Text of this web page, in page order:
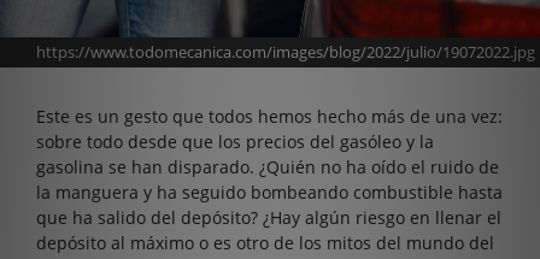
https://www.todomecanica.com/images/blog/2022/julio/19072022.jpg
Este es un gesto que todos hemos hecho más de una vez:
sobre todo desde que los precios del gasóleo y la
gasolina se han disparado. ¿Quién no ha oído el ruido de
la manguera y ha seguido bombeando combustible hasta
que ha salido del depósito? ¿Hay algún riesgo en llenar el
depósito al máximo o es otro de los mitos del mundo del